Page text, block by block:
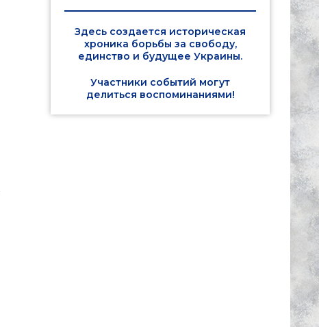
Здесь создается историческая
хроника борьбы за свободу,
единство и будущее Украины.
Участники событий могут
делиться воспоминаниями!